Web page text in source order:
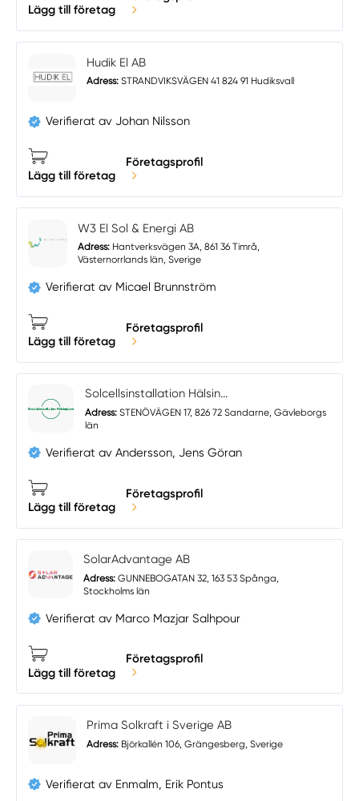
Lägg till företag
Hudik El AB
Adress: STRANDVIKSVÄGEN 41 824 91 Hudiksvall
Verifierat av Johan Nilsson
Lägg till företag
Företagsprofil
W3 El Sol & Energi AB
Adress: Hantverksvägen 3A, 861 36 Timrå,
Västernorrlands län, Sverige
Verifierat av Micael Brunnström
Lägg till företag
Företagsprofil
Solcellsinstallation Hälsin...
Adress:STENÖVÄGEN 17, 826 72 Sandarne, Gävleborgs
län
Verifierat av Andersson, Jens Göran
Lägg till företag
Företagsprofil
SolarAdvantage AB
Adress: GUNNEBOGATAN 32, 163 53 Spånga,
Stockholms län
Verifierat av Marco Mazjar Salhpour
Lägg till företag
Företagsprofil
Prima Solkraft i Sverige AB
Adress: Björkallén 106, Grängesberg, Sverige
Verifierat av Enmalm, Erik Pontus